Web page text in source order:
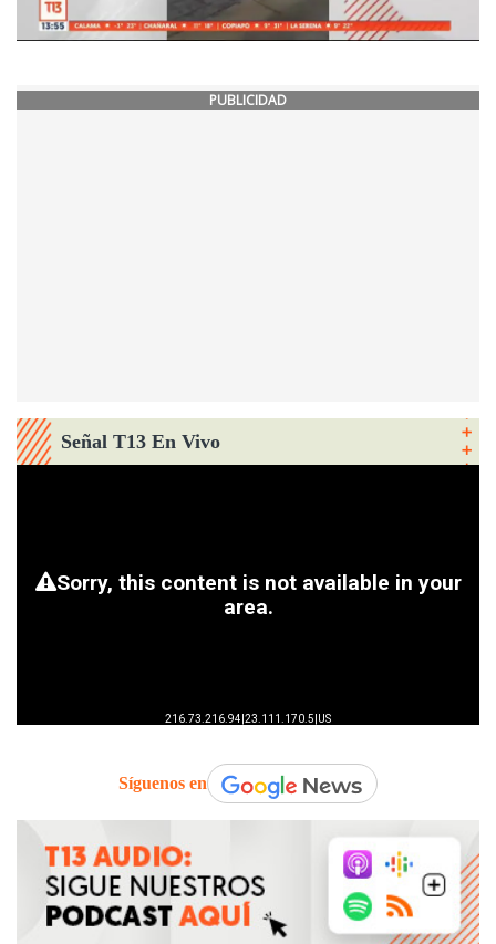
PUBLICIDAD
Señal T13 En Vivo
Síguenos en